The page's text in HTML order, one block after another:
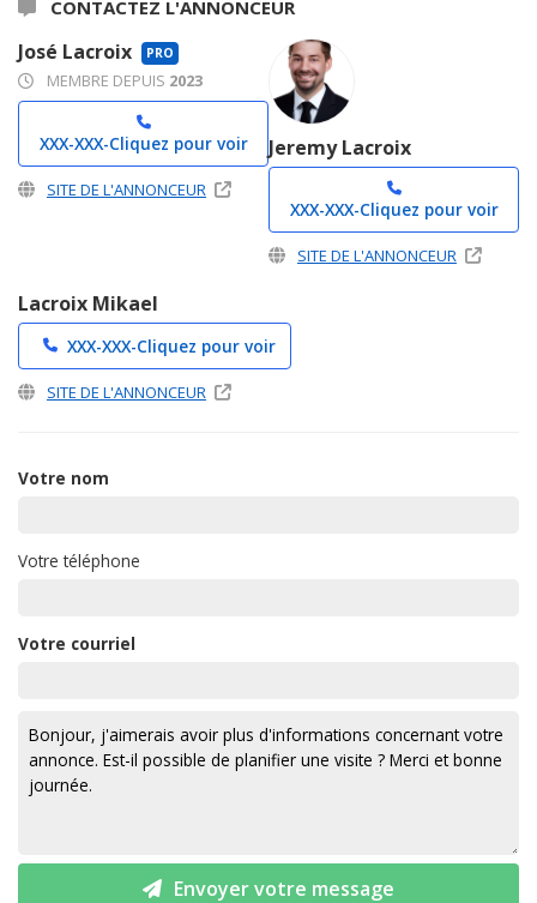
CONTACTEZ L'ANNONCEUR
José Lacroix PRO
MEMBRE DEPUIS 2023
XXX-XXX-Cliquez pour voir
SITE DE L'ANNONCEUR
Jeremy Lacroix
XXX-XXX-Cliquez pour voir
SITE DE L'ANNONCEUR
Lacroix Mikael
XXX-XXX-Cliquez pour voir
SITE DE L'ANNONCEUR
Votre nom
Votre téléphone
Votre courriel
Envoyer votre message